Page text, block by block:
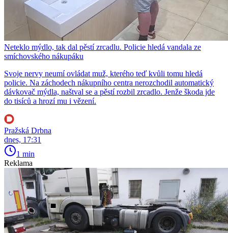
Neteklo mýdlo, tak dal pěstí zrcadlu. Policie hledá vandala ze
smíchovského nákupáku
Svoje nervy neumí ovládat muž, kterého teď kvůli tomu hledá
policie. Na záchodech nákupního centra nerozchodil automatický
dávkovač mýdla, naštval se a pěstí rozbil zrcadlo. Jenže škoda jde
do tisíců a hrozí mu i vězení.
Pražská Drbna
dnes, 17:31
1 min
Reklama